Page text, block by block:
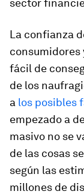
sector
La confianza
consumidores
fácil de
de los
a los posibles
empezado a
masivo no se
de las cosas
según las
millones de